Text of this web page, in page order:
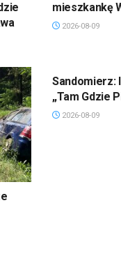
mieszkankę
2026-08-09
Sandomierz:
„Tam Gdzie
2026-08-09